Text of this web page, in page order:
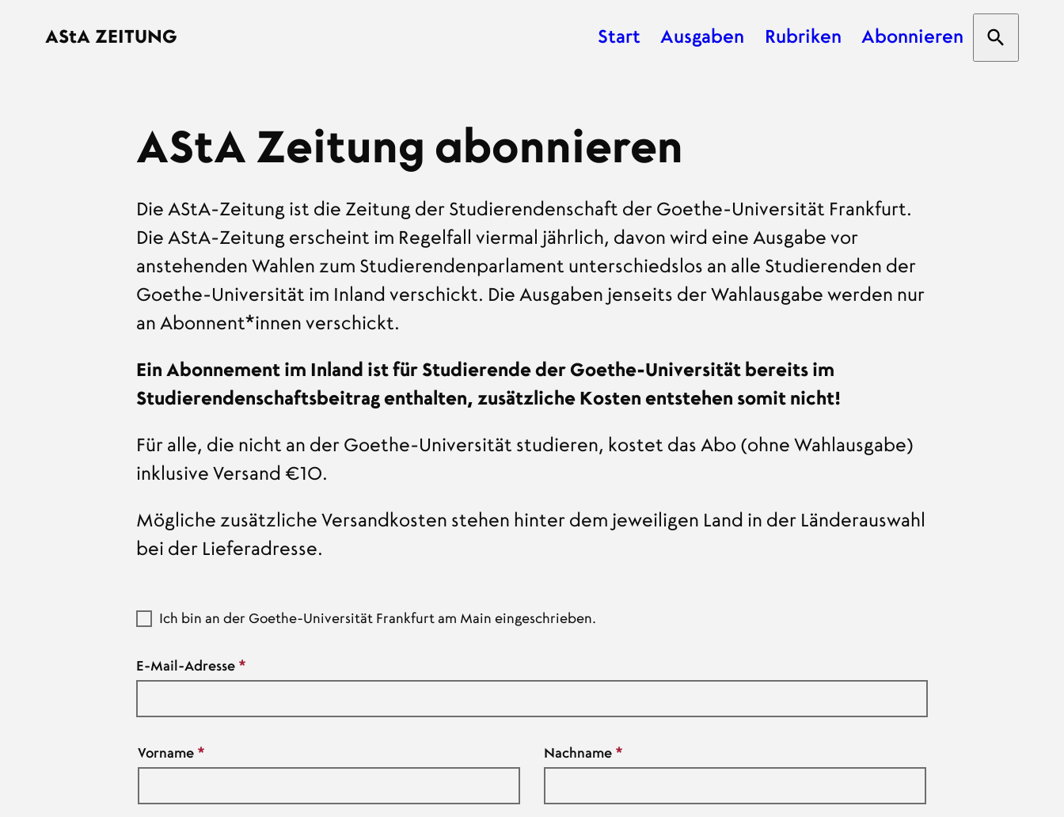
AStA ZEITUNG Start Ausgaben Rubriken Abonnieren
Suche
AStA Zeitung abonnieren
Die AStA-Zeitung ist die Zeitung der Studierendenschaft der Goethe-Universität Frankfurt.
Die AStA-Zeitung erscheint im Regelfall viermal jährlich, davon wird eine Ausgabe vor
anstehenden Wahlen zum Studierendenparlament unterschiedslos an alle Studierenden der
Goethe-Universität im Inland verschickt. Die Ausgaben jenseits der Wahlausgabe werden nur
an Abonnent*innen verschickt.
Ein Abonnement im Inland ist für Studierende der Goethe-Universität bereits im
Studierendenschaftsbeitrag enthalten, zusätzliche Kosten entstehen somit nicht!
Für alle, die nicht an der Goethe-Universität studieren, kostet das Abo (ohne Wahlausgabe)
inklusive Versand €10.
Mögliche zusätzliche Versandkosten stehen hinter dem jeweiligen Land in der Länderauswahl
bei der Lieferadresse.
Ich bin an der Goethe-Universität Frankfurt am Main eingeschrieben.
E-Mail-Adresse
Name
Vorname Nachname